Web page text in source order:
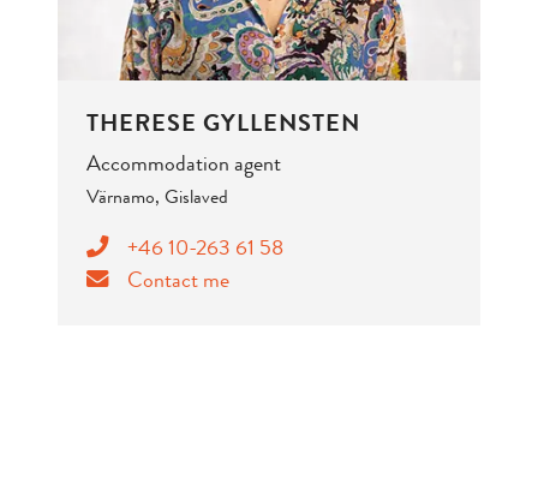
THERESE GYLLENSTEN
Accommodation agent
Värnamo, Gislaved
+46 10-263 61 58
Contact me